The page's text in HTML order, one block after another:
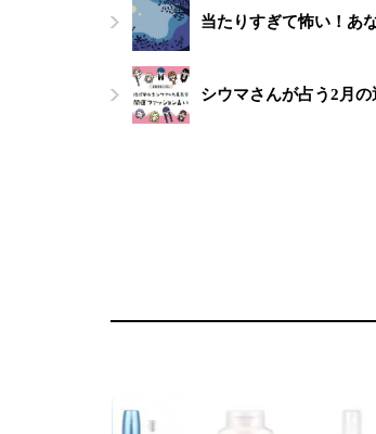
当たりすぎて怖い！あ
シウマさんが占う2月